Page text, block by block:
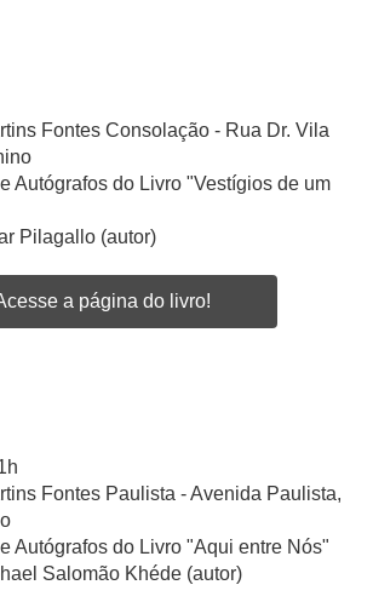
Fontes Consolação - Rua Dr. Vila
Autógrafos do Livro "Vestígios de um
Pilagallo (autor)
a página do livro!
Fontes Paulista - Avenida Paulista,
Autógrafos do Livro "Aqui entre Nós"
Salomão Khéde (autor)